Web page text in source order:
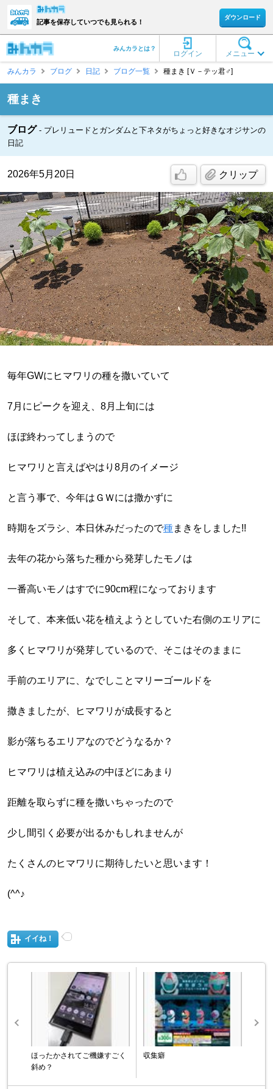
記事を保存していつでも見られる！
ダウンロード
メニュー
ログイン
みんカラとは？
みんカラ ブログ 日記 ブログ一覧 種まき [Ｖ－テッ君♂]
種まき
ブログ
プレリュードとガンダムと下ネタがちょっと好きなオジサンの
日記
2026年5月20日 クリップ
毎年GWにヒマワリの種を撒いていて
7月にピークを迎え、8月上旬には
ほぼ終わってしまうので
ヒマワリと言えばやはり8月のイメージ
と言う事で、今年はＧＷには撒かずに
時期をズラシ、本日休みだったので種まきをしました!!
去年の花から落ちた種から発芽したモノは
一番高いモノはすでに90cm程になっております
そして、本来低い花を植えようとしていた右側のエリアに
多くヒマワリが発芽しているので、そこはそのままに
手前のエリアに、なでしことマリーゴールドを
撒きましたが、ヒマワリが成長すると
影が落ちるエリアなのでどうなるか？
ヒマワリは植え込みの中ほどにあまり
距離を取らずに種を撒いちゃったので
少し間引く必要が出るかもしれませんが
たくさんのヒマワリに期待したいと思います！
(^^♪
イイね！
ほったかされてご機嫌すごく
斜め？
収集癖